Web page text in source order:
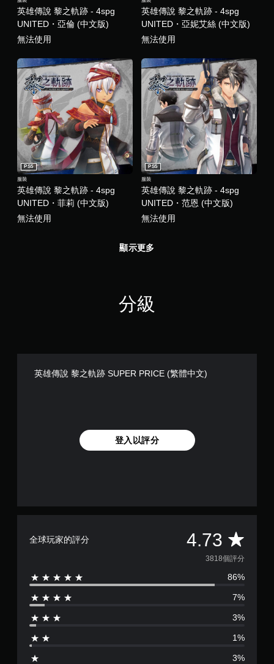
英雄傳說 黎之軌跡 - 4spg
UNITED・亞倫 (中文版)
無法使用
英雄傳說 黎之軌跡 - 4spg
UNITED・亞妮艾絲 (中文版)
無法使用
英雄傳說 黎之軌跡 - 4spg
UNITED・菲莉 (中文版)
PS5
服裝
無法使用
英雄傳說 黎之軌跡 - 4spg
UNITED・范恩 (中文版)
PS5
服裝
無法使用
顯示更多
分級
英雄傳說 黎之軌跡 SUPER PRICE (繁體中文)
登入以評分
全球玩家的評分 4.73 平
均
評
分
4
3818個評分
86%
7%
3%
1%
3%